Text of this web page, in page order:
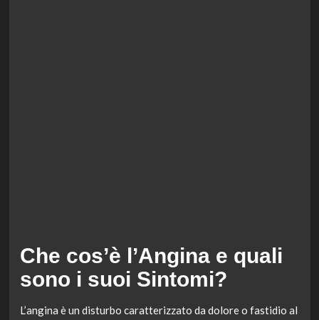
Che cos’è l’Angina e quali
sono i suoi Sintomi?
L’angina è un disturbo caratterizzato da dolore o fastidio al